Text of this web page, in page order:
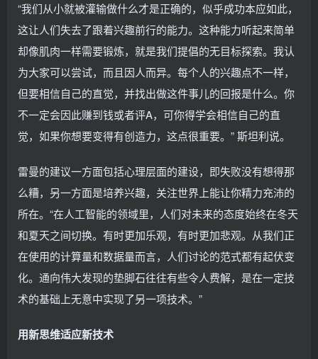
“我们从小就被灌输做什么才是正确的，似乎成功本应如此，
这让人们失去了跟着兴趣前行的能力。这种能力听起来简单
却像肌肉一样需要锻炼，就是我们提倡的无目标探索。我认
为大家可以尝试，而且因人而异。每个人的兴趣点不一样，
但要相信自己的直觉，并找出做这件事儿的回报是什么。你
不一定会因此赚到钱或者评A，可你得学会相信自己的直
觉，如果你想要变得有创造力，这点很重要。” 斯坦利说。
雷曼的建议一方面包括心理层面的建设，即失败没有想得那
么糟，另一方面是培养兴趣，关注世界上能让你精力充沛的
所在。“在人工智能的领域里，人们对未来的态度始终在冬天
和夏天之间切换。有时更加乐观，有时更加悲观。从我们正
在使用的计算量和数据量而言，人们讨论的范式都有起伏变
化。通向伟大发现的垫脚石往往有些令人费解，是在一定技
术的基础上无意中实现了另一项技术。”
用新思维适应新技术